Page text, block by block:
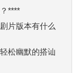
****
片版本有什么
松幽默的搭讪